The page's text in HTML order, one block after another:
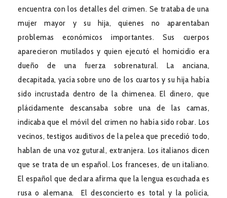
encuentra con los detalles del crimen. Se trataba de una
mujer mayor y su hija, quienes no aparentaban
problemas económicos importantes. Sus cuerpos
aparecieron mutilados y quien ejecutó el homicidio era
dueño de una fuerza sobrenatural. La anciana,
decapitada, yacía sobre uno de los cuartos y su hija había
sido incrustada dentro de la chimenea. El dinero, que
plácidamente descansaba sobre una de las camas,
indicaba que el móvil del crimen no había sido robar. Los
vecinos, testigos auditivos de la pelea que precedió todo,
hablan de una voz gutural, extranjera. Los italianos dicen
que se trata de un español. Los franceses, de un italiano.
El español que declara afirma que la lengua escuchada es
rusa o alemana. El desconcierto es total y la policía,